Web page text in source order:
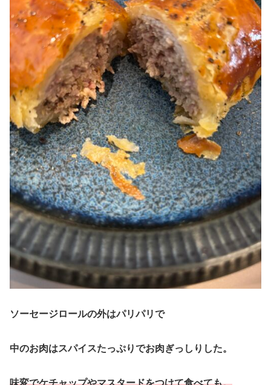
ソーセージロールの外はパリパリで
中のお肉はスパイスたっぷりでお肉ぎっしりした。
味変でケチャップやマスタードをつけて食べても。